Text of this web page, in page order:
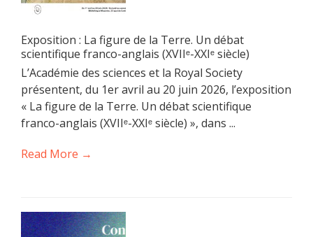
Exposition : La figure de la Terre. Un débat
scientifique franco-anglais (XVIIᵉ-XXIᵉ siècle)
L’Académie des sciences et la Royal Society
présentent, du 1er avril au 20 juin 2026, l’exposition
« La figure de la Terre. Un débat scientifique
franco-anglais (XVIIᵉ-XXIᵉ siècle) », dans ...
Read More →